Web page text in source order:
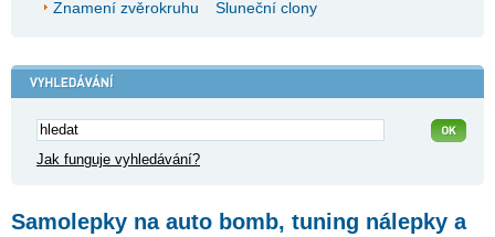
Znamení zvěrokruhu
Sluneční clony
Jak funguje vyhledávání?
Samolepky na auto bomb, tuning nálepky a